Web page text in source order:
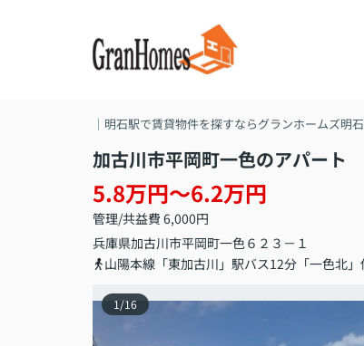
｜明石駅で賃貸物件を探すならグランホームズ明
加古川市平岡町一色のアパート
5.8万円～6.2万円
管理/共益費 6,000円
兵庫県加古川市平岡町一色６２３－１
山陽本線「東加古川」駅バス12分「一色北
1 /16